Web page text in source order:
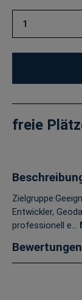
Produkt
freie
Entwickler,
professionell e…
Bewertungen